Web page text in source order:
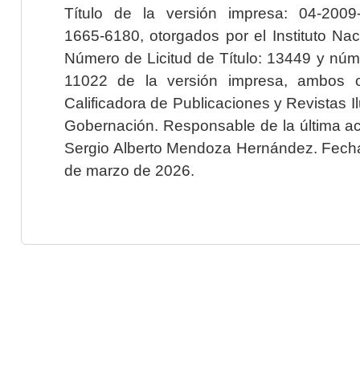
Título de la versión impresa: 04-2009-
1665-6180, otorgados por el Instituto
Número de Licitud de Título: 13449 y
11022 de la versión impresa, ambos
Calificadora de Publicaciones y Revistas
Gobernación. Responsable de la última
Sergio Alberto Mendoza Hernández.
de marzo de 2026.